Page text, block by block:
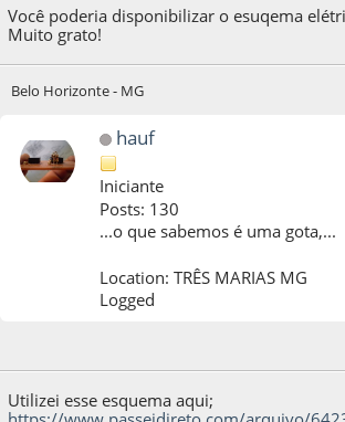
Você poderia disponibilizar o esuqema
Muito grato!
Belo Horizonte - MG
hauf
Iniciante
Posts: 130
...o que sabemos é uma gota,...
Location: TRÊS MARIAS MG
Logged
Utilizei esse esquema aqui;